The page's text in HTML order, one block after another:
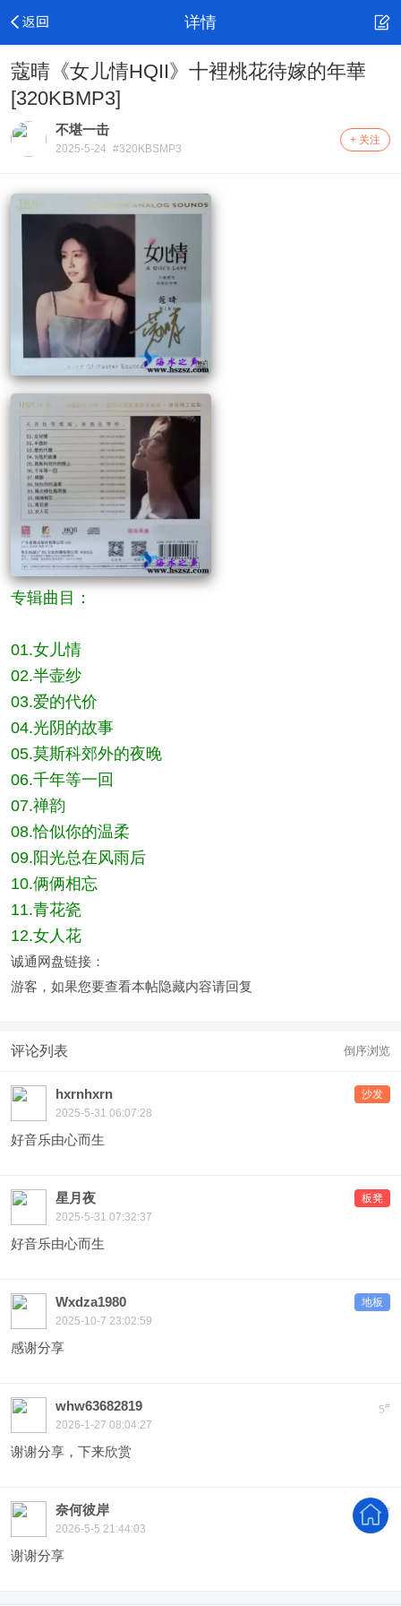
详情
蔻晴《女儿情HQII》十裡桃花待嫁的年華
[320KBMP3]
不堪一击
2025-5-24 #320KBSMP3
+ 关注
专辑曲目：
01.女儿情
02.半壶纱
03.爱的代价
04.光阴的故事
05.莫斯科郊外的夜晚
06.千年等一回
07.禅韵
08.恰似你的温柔
09.阳光总在风雨后
10.俩俩相忘
11.青花瓷
12.女人花
诚通网盘链接：
游客，如果您要查看本帖隐藏内容请回复
评论列表 倒序浏览
沙发
hxrnhxrn
2025-5-31 06:07:28
好音乐由心而生
板凳
星月夜
2025-5-31 07:32:37
好音乐由心而生
地板
Wxdza1980
2025-10-7 23:02:59
感谢分享
5#
whw63682819
2026-1-27 08:04:27
谢谢分享，下来欣赏
6 #
奈何彼岸
2026-5-5 21:44:03
谢谢分享